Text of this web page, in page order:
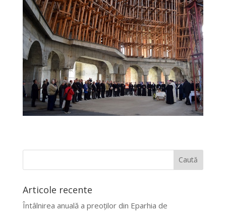
Articole recente
Întâlnirea anuală a preoților din Eparhia de